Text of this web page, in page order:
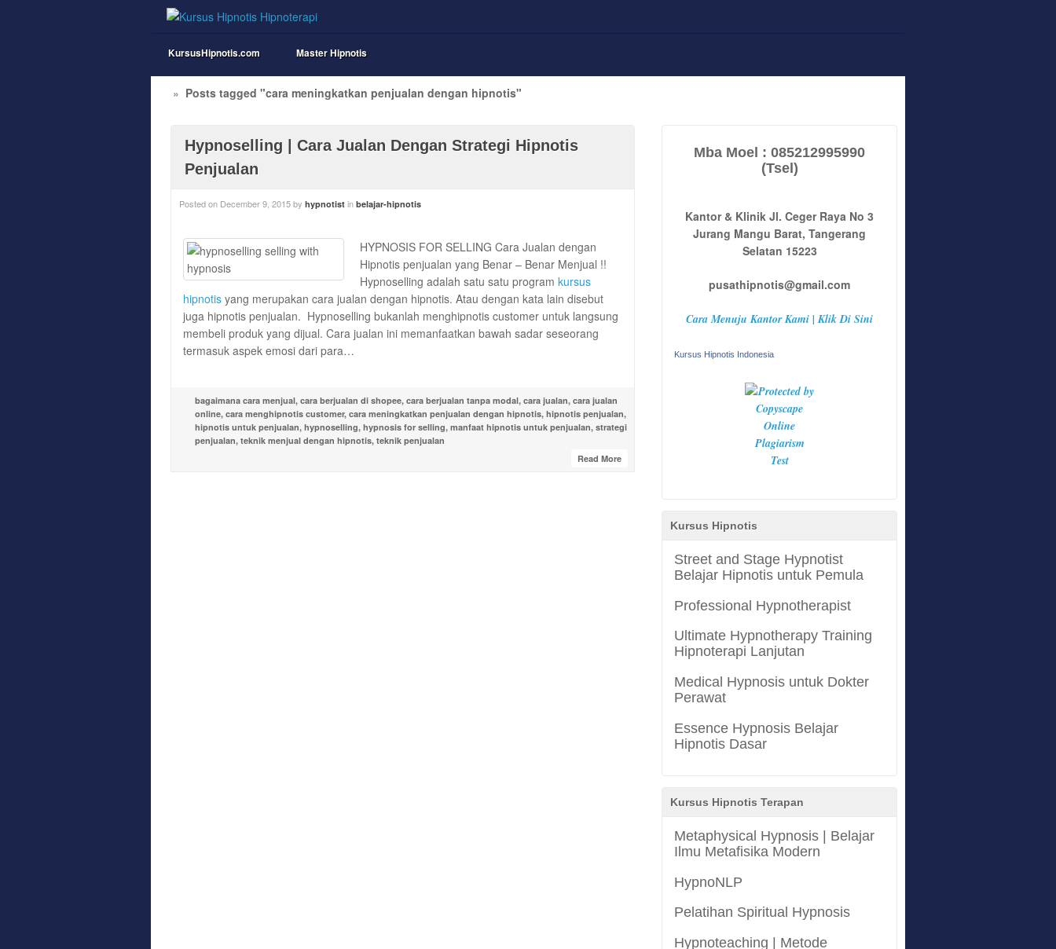
KursusHipnotis.com Master Hipnotis
» Posts tagged "cara meningkatkan penjualan dengan hipnotis"
Hypnoselling | Cara Jualan Dengan Strategi Hipnotis
Penjualan
Posted on December 9, 2015 by hypnotist in belajar-hipnotis
HYPNOSIS FOR SELLING Cara Jualan dengan
Hipnotis penjualan yang Benar – Benar Menjual !!
Hypnoselling adalah satu satu program kursus
hipnotisyang merupakan cara jualan dengan hipnotis. Atau dengan kata lain disebut
juga hipnotis penjualan. Hypnoselling bukanlah menghipnotis customer untuk langsung
membeli produk yang dijual. Cara jualan ini memanfaatkan bawah sadar seseorang
termasuk aspek emosi dari para…
bagaimana cara menjual, cara berjualan di shopee, cara berjualan tanpa modal, cara jualan, cara jualan
online, cara menghipnotis customer, cara meningkatkan penjualan dengan hipnotis, hipnotis penjualan,
hipnotis untuk penjualan, hypnoselling, hypnosis for selling, manfaat hipnotis untuk penjualan, strategi
penjualan, teknik menjual dengan hipnotis, teknik penjualan
Read More
Mba Moel : 085212995990
(Tsel)
Kantor & Klinik Jl. Ceger Raya No 3
Jurang Mangu Barat, Tangerang
Selatan 15223
pusathipnotis@gmail.com
Cara Menuju Kantor Kami | Klik Di Sini
Kursus Hipnotis Indonesia
Kursus Hipnotis
Street and Stage Hypnotist
Belajar Hipnotis untuk Pemula
Professional Hypnotherapist
Ultimate Hypnotherapy Training
Hipnoterapi Lanjutan
Medical Hypnosis untuk Dokter
Perawat
Essence Hypnosis Belajar
Hipnotis Dasar
Kursus Hipnotis Terapan
Metaphysical Hypnosis | Belajar
Ilmu Metafisika Modern
HypnoNLP
Pelatihan Spiritual Hypnosis
Hypnoteaching | Metode